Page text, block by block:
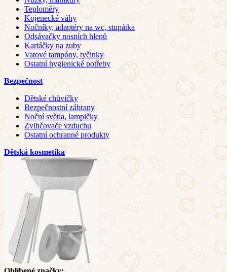
Teploměry
Kojenecké váhy
Nočníky, adaptéry na wc, stupátka
Odsávačky nosních hlenů
Kartáčky na zuby
Vatové tampóny, tyčinky
Ostatní hygienické potřeby
Bezpečnost
Dětské chůvičky
Bezpečnostní zábrany
Noční světla, lampičky
Zvlhčovače vzduchu
Ostatní ochranné produkty
Dětská kosmetika